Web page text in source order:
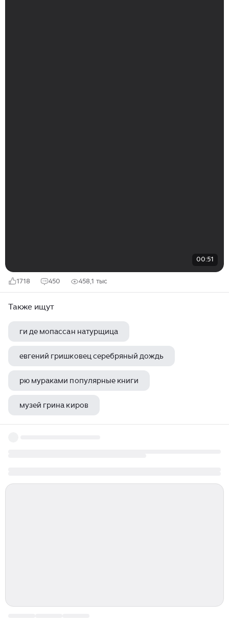
00:51
1718 450 458,1 тыс
Также ищут
ги де мопассан натурщица
евгений гришковец серебряный дождь
рю мураками популярные книги
музей грина киров